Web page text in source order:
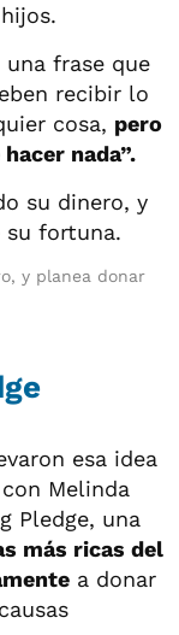
una frase que
recibir lo
cosa, pero
nada”.
y planea donar
esa idea
Melinda
Pledge, una
más ricas del
a donar